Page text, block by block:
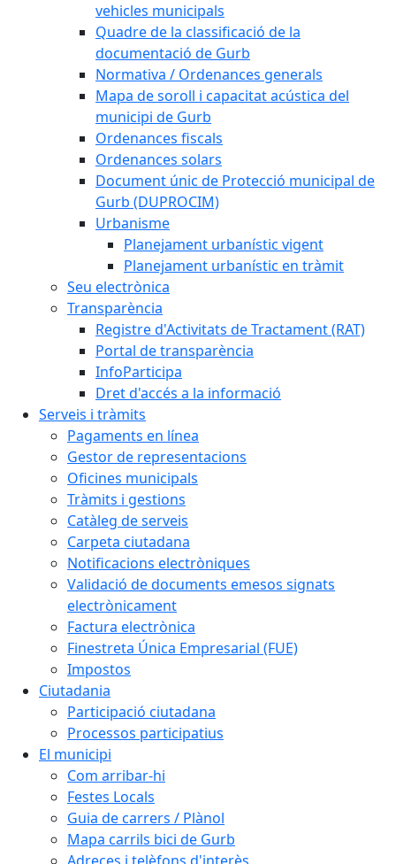
vehicles municipals
Quadre de la classificació de la
documentació de Gurb
Normativa / Ordenances generals
Mapa de soroll i capacitat acústica del
municipi de Gurb
Ordenances fiscals
Ordenances solars
Document únic de Protecció municipal de
Gurb (DUPROCIM)
Urbanisme
Planejament urbanístic vigent
Planejament urbanístic en tràmit
Seu electrònica
Transparència
Registre d'Activitats de Tractament (RAT)
Portal de transparència
InfoParticipa
Dret d'accés a la informació
Serveis i tràmits
Pagaments en línea
Gestor de representacions
Oficines municipals
Tràmits i gestions
Catàleg de serveis
Carpeta ciutadana
Notificacions electròniques
Validació de documents emesos signats
electrònicament
Factura electrònica
Finestreta Única Empresarial (FUE)
Impostos
Ciutadania
Participació ciutadana
Processos participatius
El municipi
Com arribar-hi
Festes Locals
Guia de carrers / Plànol
Mapa carrils bici de Gurb